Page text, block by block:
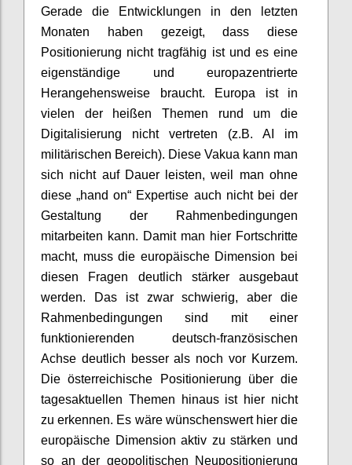
Gerade die Entwicklungen in den letzten
Monaten haben gezeigt, dass diese
Positionierung nicht tragfähig ist und es eine
eigenständige und europazentrierte
Herangehensweise braucht. Europa ist in
vielen der heißen Themen rund um die
Digitalisierung nicht vertreten (z.B. AI im
militärischen Bereich). Diese Vakua kann man
sich nicht auf Dauer leisten, weil man ohne
diese „hand on“ Expertise auch nicht bei der
Gestaltung der Rahmenbedingungen
mitarbeiten kann. Damit man hier Fortschritte
macht, muss die europäische Dimension bei
diesen Fragen deutlich stärker ausgebaut
werden. Das ist zwar schwierig, aber die
Rahmenbedingungen sind mit einer
funktionierenden deutsch-französischen
Achse deutlich besser als noch vor Kurzem.
Die österreichische Positionierung über die
tagesaktuellen Themen hinaus ist hier nicht
zu erkennen. Es wäre wünschenswert hier die
europäische Dimension aktiv zu stärken und
so an der geopolitischen Neupositionierung